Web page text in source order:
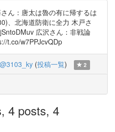
ん：唐太は魯の有に帰するは
、北海道防衛に全力 木戸さ
広沢さん：非戦論
t.co/w7PPJcvQDp
@3103_ky (投稿一覧) 2
4 posts, 4